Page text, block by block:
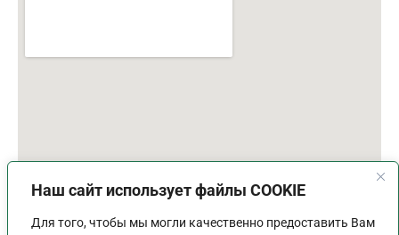
Наш сайт использует файлы COOKIE
Для того, чтобы мы могли качественно предоставить Вам